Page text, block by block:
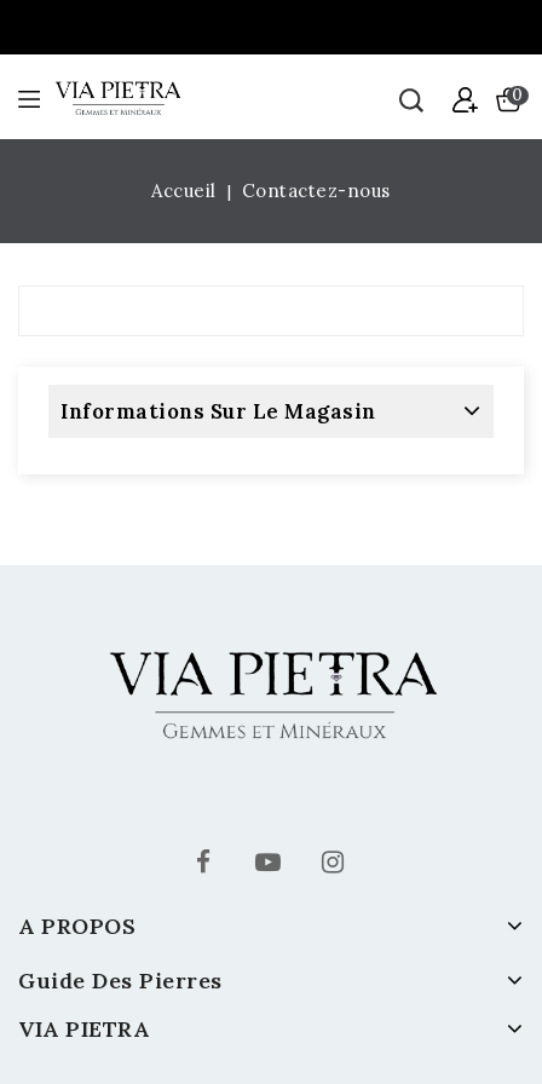
0
Accueil Contactez-nous
Informations Sur Le Magasin
A PROPOS
Guide Des Pierres
VIA PIETRA